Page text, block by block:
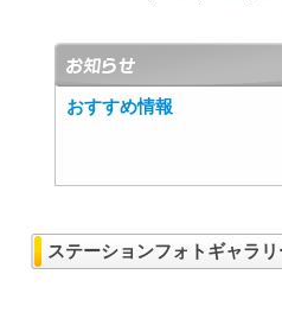
おすすめ情報
ステーションフォトギャラリ